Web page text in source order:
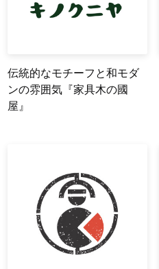
伝統的なモチーフと和モダ
ンの雰囲気『家具木の國
屋』